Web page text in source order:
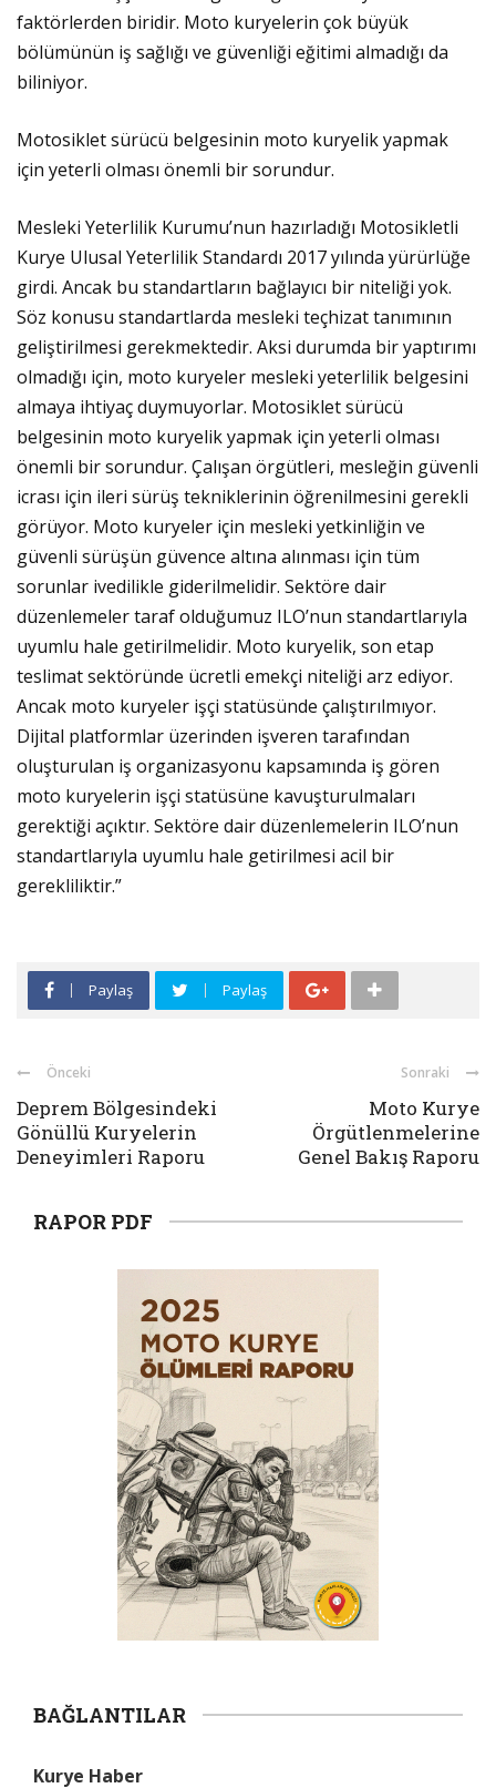
faktörlerden biridir. Moto kuryelerin çok büyük
bölümünün iş sağlığı ve güvenliği eğitimi almadığı da
biliniyor.
Motosiklet sürücü belgesinin moto kuryelik yapmak
için yeterli olması önemli bir sorundur.
Mesleki Yeterlilik Kurumu’nun hazırladığı Motosikletli
Kurye Ulusal Yeterlilik Standardı 2017 yılında yürürlüğe
girdi. Ancak bu standartların bağlayıcı bir niteliği yok.
Söz konusu standartlarda mesleki teçhizat tanımının
geliştirilmesi gerekmektedir. Aksi durumda bir yaptırımı
olmadığı için, moto kuryeler mesleki yeterlilik belgesini
almaya ihtiyaç duymuyorlar. Motosiklet sürücü
belgesinin moto kuryelik yapmak için yeterli olması
önemli bir sorundur. Çalışan örgütleri, mesleğin güvenli
icrası için ileri sürüş tekniklerinin öğrenilmesini gerekli
görüyor. Moto kuryeler için mesleki yetkinliğin ve
güvenli sürüşün güvence altına alınması için tüm
sorunlar ivedilikle giderilmelidir. Sektöre dair
düzenlemeler taraf olduğumuz ILO’nun standartlarıyla
uyumlu hale getirilmelidir. Moto kuryelik, son etap
teslimat sektöründe ücretli emekçi niteliği arz ediyor.
Ancak moto kuryeler işçi statüsünde çalıştırılmıyor.
Dijital platformlar üzerinden işveren tarafından
oluşturulan iş organizasyonu kapsamında iş gören
moto kuryelerin işçi statüsüne kavuşturulmaları
gerektiği açıktır. Sektöre dair düzenlemelerin ILO’nun
standartlarıyla uyumlu hale getirilmesi acil bir
gerekliliktir.”
Paylaş Paylaş
Önceki
Deprem Bölgesindeki
Gönüllü Kuryelerin
Deneyimleri Raporu
Sonraki
Moto Kurye
Örgütlenmelerine
Genel Bakış Raporu
RAPOR PDF
BAĞLANTILAR
Kurye Haber